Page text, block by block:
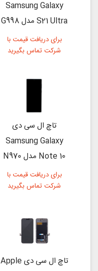
Samsung Galaxy
S21 Ultra مدل G998
برای دریافت قیمت با
شرکت تماس بگیرید
تاچ ال سی دی
Samsung Galaxy
Note 10 مدل N970
برای دریافت قیمت با
شرکت تماس بگیرید
تاچ ال سی دی Apple